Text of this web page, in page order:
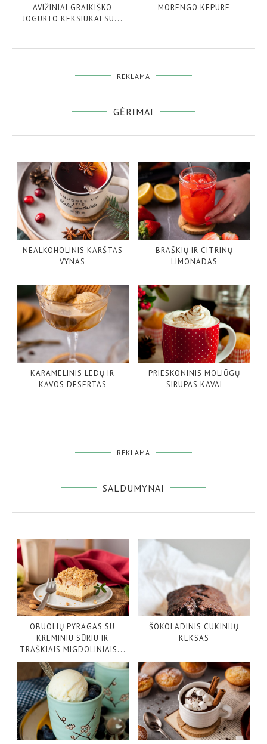
AVIŽINIAI GRAIKIŠKO
JOGURTO KEKSIUKAI SU...
MORENGO KEPURE
REKLAMA
GĖRIMAI
NEALKOHOLINIS KARŠTAS
VYNAS
BRAŠKIŲ IR CITRINŲ
LIMONADAS
KARAMELINIS LEDŲ IR
KAVOS DESERTAS
PRIESKONINIS MOLIŪGŲ
SIRUPAS KAVAI
REKLAMA
SALDUMYNAI
OBUOLIŲ PYRAGAS SU
KREMINIU SŪRIU IR
TRAŠKIAIS MIGDOLINIAIS...
ŠOKOLADINIS CUKINIJŲ
KEKSAS